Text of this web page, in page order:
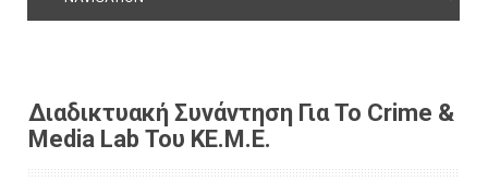
Διαδικτυακή Συνάντηση Για Το Crime &
Μedia Lab Του ΚΕ.Μ.Ε.